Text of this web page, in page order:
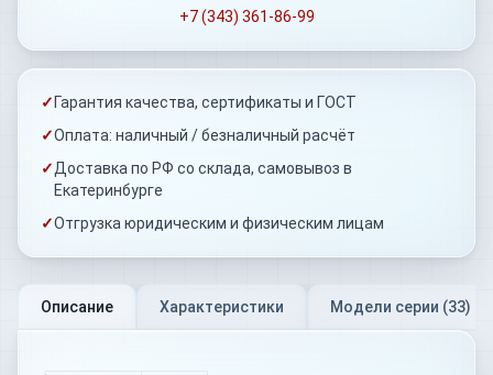
+7 (343) 361-86-99
✓ Гарантия качества, сертификаты и ГОСТ
✓Оплата: наличный / безналичный расчёт
✓Доставка по РФ со склада, самовывоз в
Екатеринбурге
✓Отгрузка юридическим и физическим лицам
Описание Характеристики Модели серии (33)